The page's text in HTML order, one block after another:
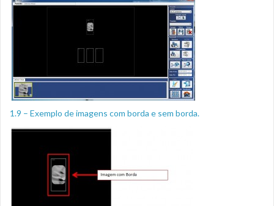
1.9 – Exemplo de imagens com borda e sem borda.